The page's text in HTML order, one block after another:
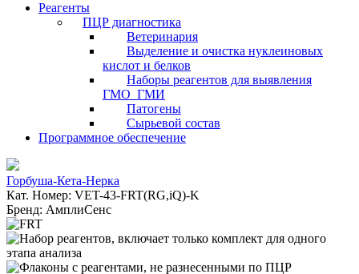
Реагенты
ПЦР диагностика
Ветеринария
Выделение и очистка нуклеиновых
кислот и белков
Наборы реагентов для выявления
ГМО_ГМИ
Патогены
Сырьевой состав
Программное обеспечение
Горбуша-Кета-Нерка
Кат. Номер: VET-43-FRT(RG,iQ)-K
Бренд: АмплиСенс